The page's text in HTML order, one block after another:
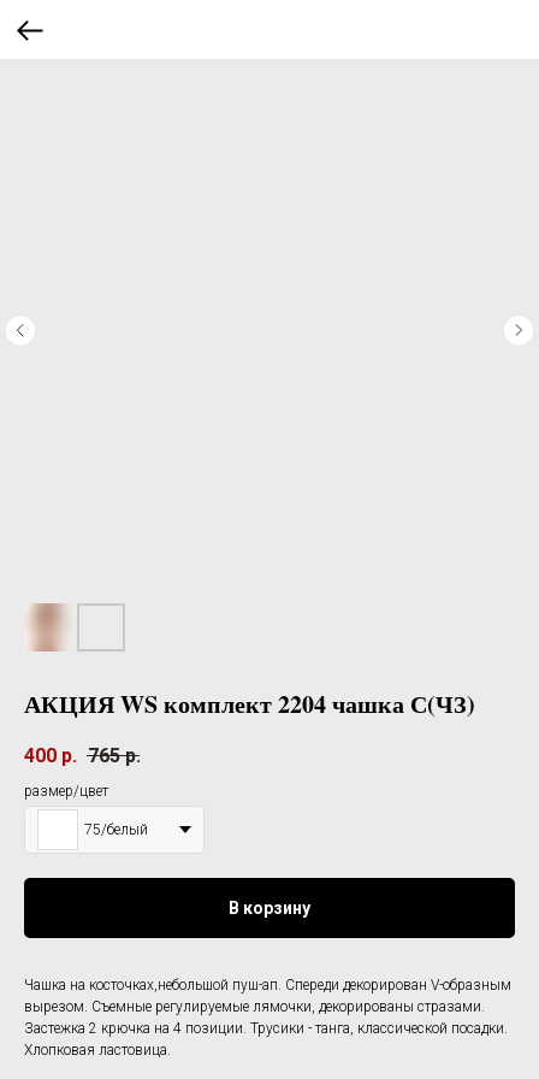
АКЦИЯ WS комплект 2204 чашка С(ЧЗ)
400 р. 765 р.
размер/цвет
75/белый
В корзину
Чашка на косточках,небольшой пуш-ап. Спереди декорирован V-образным
вырезом. Съемные регулируемые лямочки, декорированы стразами.
Застежка 2 крючка на 4 позиции. Трусики - танга, классической посадки.
Хлопковая ластовица.